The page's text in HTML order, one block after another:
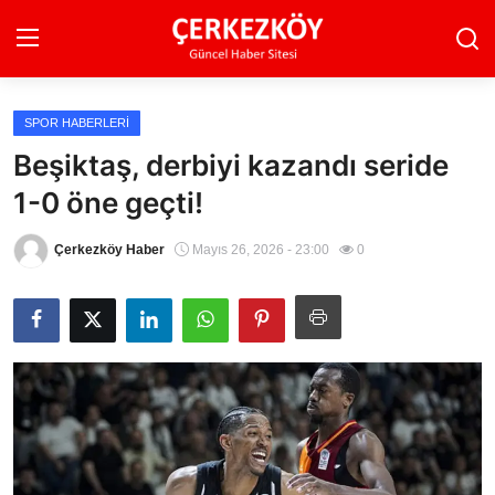
Ana Sayfa
Son Dakika
Ekonomi Haberleri
Magazin Haberleri
Spor Haberleri
Teknoloji Haberleri
Dünya Haberleri
SPOR HABERLERI
Beşiktaş, derbiyi kazandı seride
1-0 öne geçti!
Çerkezköy Haber Mayıs 26, 2026 - 23:00 0